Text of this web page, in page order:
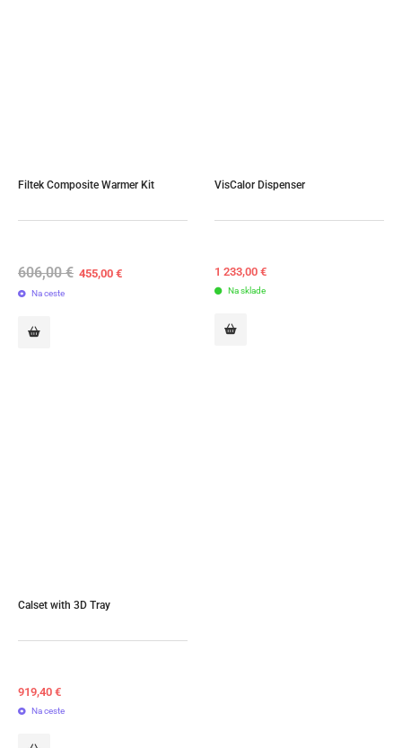
Filtek Composite Warmer Kit
606,00€ Original
price
455,00€Current
Na ceste
VisCalor Dispenser
1 233,00 €
Na sklade
Calset with 3D Tray
919,40 €
Na ceste